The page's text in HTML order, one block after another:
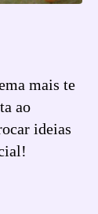
mais te
ao
ideias